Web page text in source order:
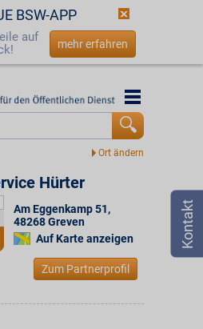
BSW-APP
auf
mehr erfahren
Hürter
Am Eggenkamp 51,
48268Greven
Auf Karte anzeigen
Zum Partnerprofil